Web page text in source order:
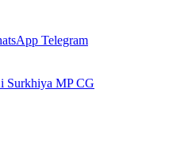
Telegram